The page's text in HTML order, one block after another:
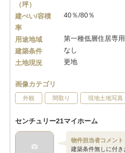
（坪）
建ぺい/容積
率
40％/80％
用途地域
第一種低層住居専
建築条件
なし
土地現況
更地
画像カテゴリ
外観 間取り 現地土地写真
センチュリー21マイホーム
物件担当者コメント
建築条件無しに付